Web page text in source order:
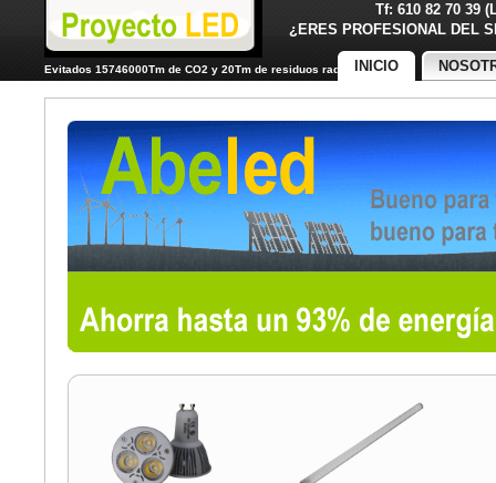
Tf: 610 82 70 39
¿ERES PROFESIONAL
Evitados 15746000Tm de CO2 y 20Tm de residuos radiactivos
INICIO